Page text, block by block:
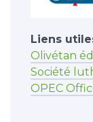
Liens
Olivétan
Société
OPEC